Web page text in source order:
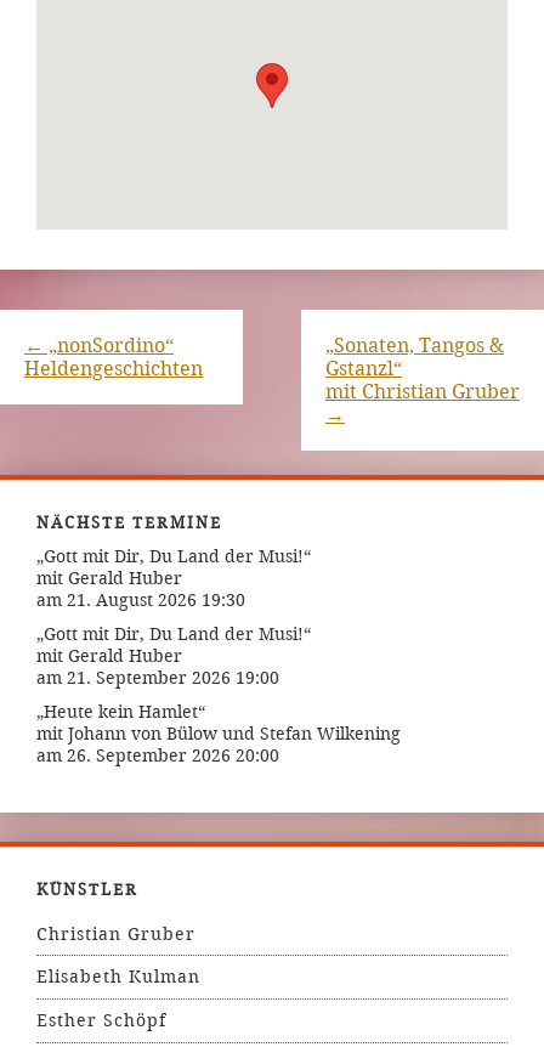
← „nonSordino“
Heldengeschichten
„Sonaten, Tangos &
Gstanzl“
mit Christian Gruber
→
NÄCHSTE TERMINE
„Gott mit Dir, Du Land der Musi!“
mit Gerald Huber
am 21. August 2026 19:30
„Gott mit Dir, Du Land der Musi!“
mit Gerald Huber
am 21. September 2026 19:00
„Heute kein Hamlet“
mit Johann von Bülow und Stefan Wilkening
am 26. September 2026 20:00
KÜNSTLER
Christian Gruber
Elisabeth Kulman
Esther Schöpf